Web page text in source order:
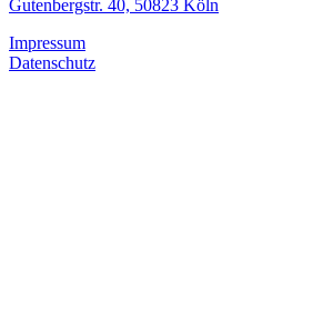
Gutenbergstr. 40, 50823 Köln
Impressum
Datenschutz